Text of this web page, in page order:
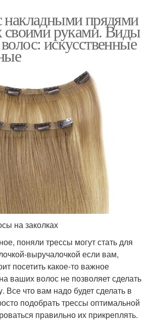
накладными прядями
своими руками. Виды
искусственные
на заколках
поняли трессы могут стать для
выручалочкой если вам,
посетить какое-то важное
ваших волос не позволяет сделать
Все что вам надо будет сделать в
подобрать трессы оптимальной
правильно их прикреплять.